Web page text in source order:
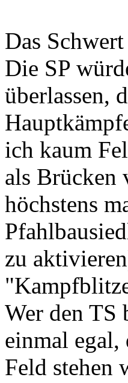
Das
Die SP
überlassen,
ich kaum
als Brücken
höchstens
zu
Wer den TS
einmal
Feld stehen